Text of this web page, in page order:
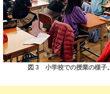
図 3 小学校での授業の様子